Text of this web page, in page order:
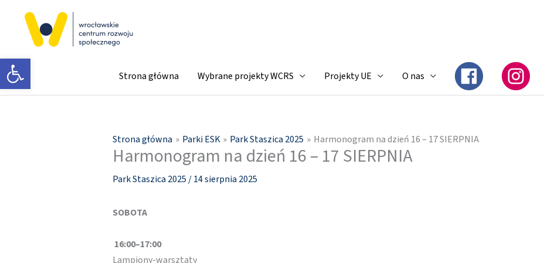
Otwórz pasek narzędzi Strona główna Wybrane projekty WCRS Projekty UE O nas
Strona główna Parki ESK Park Staszica 2025 Harmonogram na dzień 16 – 17 SIERPNIA
Harmonogram na dzień 16 – 17 SIERPNIA
Park Staszica 2025 /14 sierpnia 2025
SOBOTA
16:00–17:00
Lampiony-warsztaty